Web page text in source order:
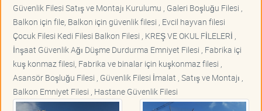
Güvenlik Filesi Satış ve Montajı Kurulumu , Galeri Boşluğu Filesi ,
Balkon için file, Balkon için güvenlik filesi , Evcil hayvan filesi
Çocuk Filesi Kedi Filesi Balkon Filesi , KREŞ VE OKUL FİLELERİ ,
İnşaat Güvenlik Ağı Düşme Durdurma Emniyet Filesi , Fabrika içi
kuş konmaz filesi, Fabrika ve binalar için kuşkonmaz filesi ,
Asansör Boşluğu Filesi , Güvenlik Filesi İmalat , Satış ve Montajı ,
Balkon Emniyet Filesi , Hastane Güvenlik Filesi